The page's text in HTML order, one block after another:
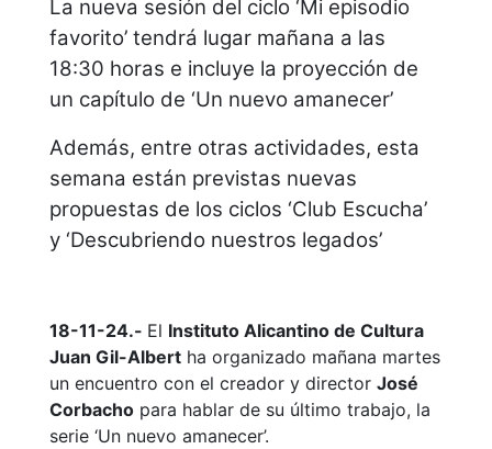
La nueva sesión del ciclo ‘Mi episodio
favorito’ tendrá lugar mañana a las
18:30 horas e incluye la proyección de
un capítulo de ‘Un nuevo amanecer’
Además, entre otras actividades, esta
semana están previstas nuevas
propuestas de los ciclos ‘Club Escucha’
y ‘Descubriendo nuestros legados’
18-11-24.- El Instituto Alicantino de Cultura
Juan Gil-Albert ha organizado mañana martes
un encuentro con el creador y director José
Corbacho para hablar de su último trabajo, la
serie ‘Un nuevo amanecer’.